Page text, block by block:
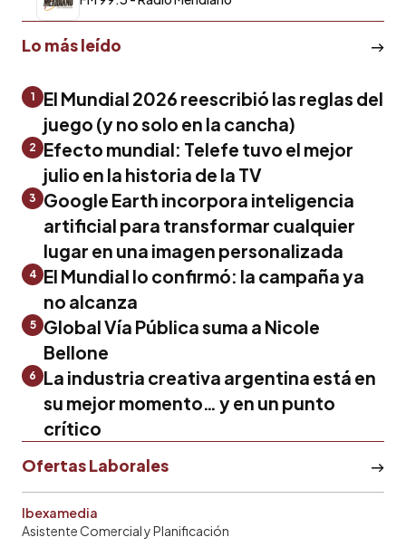
Lo más leído
1
El Mundial 2026 reescribió las reglas del
juego (y no solo en la cancha)
2
Efecto mundial: Telefe tuvo el mejor
julio en la historia de la TV
3
Google Earth incorpora inteligencia
artificial para transformar cualquier
lugar en una imagen personalizada
4 El Mundial lo confirmó: la campaña ya
no alcanza
5
Global Vía Pública suma a Nicole
Bellone
6
La industria creativa argentina está en
su mejor momento… y en un punto
crítico
Ofertas Laborales
Ibexamedia
Asistente Comercial y Planificación